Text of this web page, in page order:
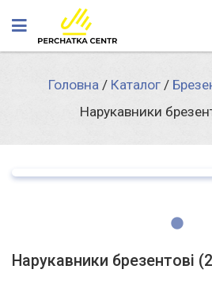
Головна/ Каталог/
Нарукавники
Нарукавники брезентові